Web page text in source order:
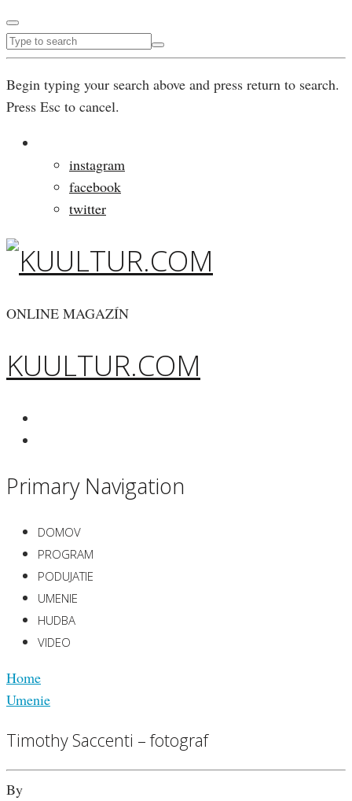
Begin typing your search above and press return to search.
Press Esc to cancel.
instagram
facebook
twitter
ONLINE MAGAZÍN
KUULTUR.COM
Primary Navigation
DOMOV
PROGRAM
PODUJATIE
UMENIE
HUDBA
VIDEO
Home
Umenie
Timothy Saccenti – fotograf
By